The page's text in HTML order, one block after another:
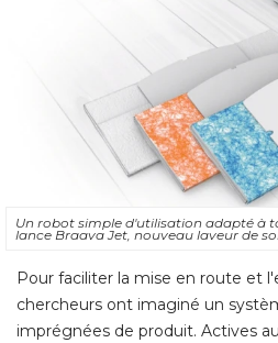
Un robot simple d'utilisation adapté à
lance Braava Jet, nouveau laveur de
Pour faciliter la mise en route et
chercheurs ont imaginé un
imprégnées de produit. Actives